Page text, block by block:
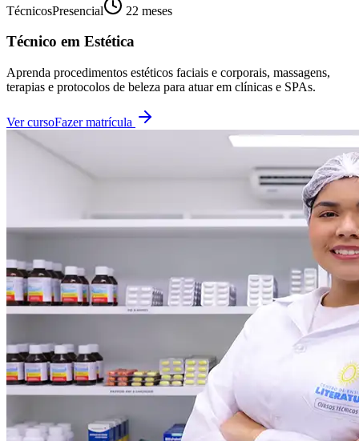
TécnicosPresencial 22 meses
Técnico em Estética
Aprenda procedimentos estéticos faciais e corporais, massagens,
terapias e protocolos de beleza para atuar em clínicas e SPAs.
Ver cursoFazer matrícula